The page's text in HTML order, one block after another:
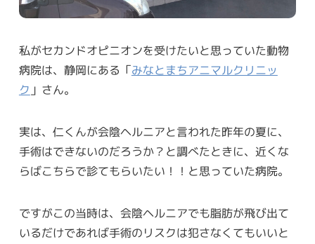
私がセカンドオピニオンを受けたいと思っていた動物
病院は、静岡にある「みなとまちアニマルクリニッ
ク」さん。
実は、仁くんが会陰ヘルニアと言われた昨年の夏に、
手術はできないのだろうか？と調べたときに、近くな
らばこちらで診てもらいたい！！と思っていた病院。
ですがこの当時は、会陰ヘルニアでも脂肪が飛び出て
いるだけであれば手術のリスクは犯さなくてもいいと